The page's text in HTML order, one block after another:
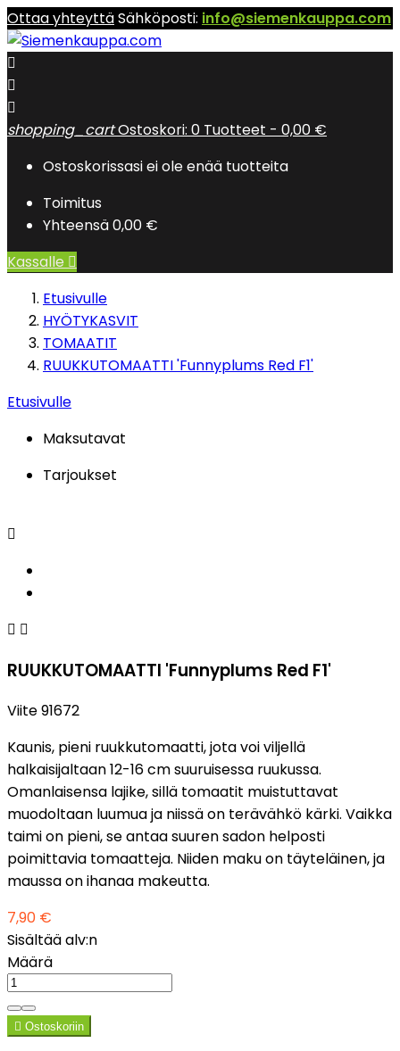
Ottaa yhteyttäSähköposti: info@siemenkauppa.com



shopping_cartOstoskori: 0 Tuotteet - 0,00 €
Ostoskorissasi ei ole enää tuotteita
Toimitus
Yhteensä0,00 €
Kassalle 
Etusivulle
HYÖTYKASVIT
TOMAATIT
RUUKKUTOMAATTI 'Funnyplums Red F1'
Etusivulle
Maksutavat
Tarjoukset

 
RUUKKUTOMAATTI 'Funnyplums Red F1'
Viite91672
Kaunis, pieni ruukkutomaatti, jota voi viljellä
halkaisijaltaan 12-16 cm suuruisessa ruukussa.
Omanlaisensa lajike, sillä tomaatit muistuttavat
muodoltaan luumua ja niissä on terävähkö kärki. Vaikka
taimi on pieni, se antaa suuren sadon helposti
poimittavia tomaatteja. Niiden maku on täyteläinen, ja
maussa on ihanaa makeutta.
7,90 €
Sisältää alv:n
Määrä
 Ostoskoriin